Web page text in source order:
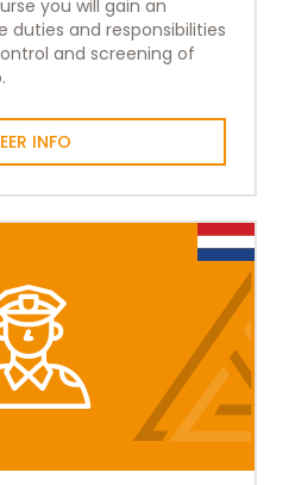
you will gain an
duties and responsibilities
and screening of
INFO